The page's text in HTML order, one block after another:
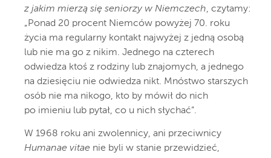
z jakim mierzą się seniorzy w Niemczech, czytamy:
„Ponad 20 procent Niemców powyżej 70. roku
życia ma regularny kontakt najwyżej z jedną osobą
lub nie ma go z nikim. Jednego na czterech
odwiedza ktoś z rodziny lub znajomych, a jednego
na dziesięciu nie odwiedza nikt. Mnóstwo starszych
osób nie ma nikogo, kto by mówił do nich
po imieniu lub pytał, co u nich słychać”.
W 1968 roku ani zwolennicy, ani przeciwnicy
Humanae vitae nie byli w stanie przewidzieć,